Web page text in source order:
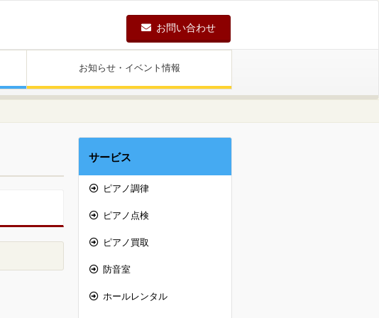
お問い合わせ
お知らせ・イベント情報
サービス
ピアノ調律
ピアノ点検
ピアノ買取
防音室
ホールレンタル